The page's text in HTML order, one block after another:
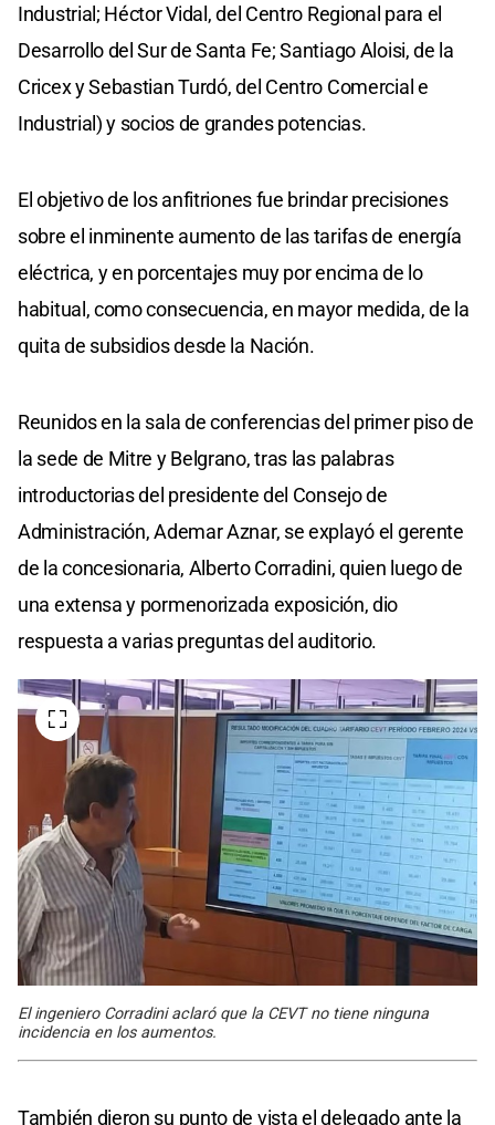
Industrial; Héctor Vidal, del Centro Regional para el
Desarrollo del Sur de Santa Fe; Santiago Aloisi, de la
Cricex y Sebastian Turdó, del Centro Comercial e
Industrial) y socios de grandes potencias.
El objetivo de los anfitriones fue brindar precisiones
sobre el inminente aumento de las tarifas de energía
eléctrica, y en porcentajes muy por encima de lo
habitual, como consecuencia, en mayor medida, de la
quita de subsidios desde la Nación.
Reunidos en la sala de conferencias del primer piso de
la sede de Mitre y Belgrano, tras las palabras
introductorias del presidente del Consejo de
Administración, Ademar Aznar, se explayó el gerente
de la concesionaria, Alberto Corradini, quien luego de
una extensa y pormenorizada exposición, dio
respuesta a varias preguntas del auditorio.
El ingeniero Corradini aclaró que la CEVT no tiene ninguna
incidencia en los aumentos.
También dieron su punto de vista el delegado ante la